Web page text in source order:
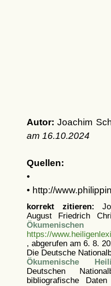
Autor: Joachim
am 16.10.2024
Quellen:
•
• http://
korrekt zitieren:
August Friedrich
Ökumenischen
https://
, abgerufen am 6. 8.
Die Deutsche
Ökumenische
Deutschen
bibliografische